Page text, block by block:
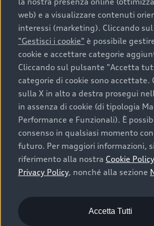
web) e a visualizzare contenuti
interessi (marketing). Cliccando
"Gestisci i cookie" è possibile
cookie e accettare categorie
Cliccando sul pulsante "Accetta
categorie di cookie sono accettate.
sulla X in alto a destra prosegui
in assenza di cookie (di tipologia
Performance e Funzionali). È
consenso in qualsiasi momento
futuro. Per maggiori informazioni,
riferimento alla nostra Cookie Policy
Privacy Policy, nonché alla sezione
Accetta Tutti
Trazione integrale quattro®
Cataloghi Audi
Richiedi informazioni
Richiedi un Preventivo
Richiedi un Test Drive
Formule finanziarie e servizi
Audi Value
Audi Value Noleggio
Audi Value Noleggio Usato
Audi Value Noleggio P. IVA
Audi Urban Value
Audi Value Leasing
Concessionarie Audi
Richiedi un Preventivo
Contatti
Restituzione e riciclo
Campagna d'intervento
Azioni di richiamo
Schede di Soccorso
Servizi digitali
Functions on Demand
Audi connect
Temi
myAudi
Accedi a myAudi
Cookie Setting
Lavora con noi
Credits
Volkswagen Group Italia
Digital Services Act
Audi Digital
Regolamento Sicurezza Generale dei
Note legali Audi AG
EU Data Act
Nel presente sito sono contenute
puramente indicative dei veicoli
pertanto il Cliente a rivolgersi sempre
Rete per essere informato sulle
prezzo di ogni specifico veicolo validi
dell’acquisto - che sarà oggetto di
in particolare per ricevere informazioni
Per informazioni sui prodotti